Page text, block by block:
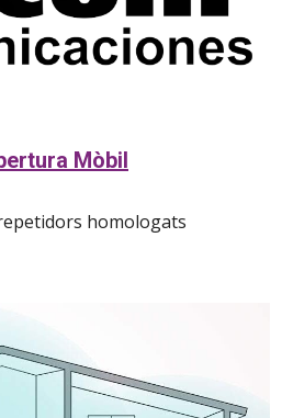
Mòbil
homologats